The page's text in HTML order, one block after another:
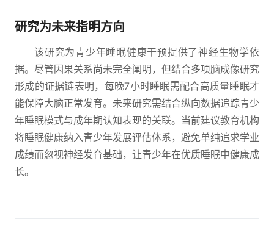
研究为未来指明方向
该研究为青少年睡眠健康干预提供了神经生物学依
据。尽管因果关系尚未完全阐明，但结合多项脑成像研究
形成的证据链表明，每晚7小时睡眠需配合高质量睡眠才
能保障大脑正常发育。未来研究需结合纵向数据追踪青少
年睡眠模式与成年期认知表现的关联。当前建议教育机构
将睡眠健康纳入青少年发展评估体系，避免单纯追求学业
成绩而忽视神经发育基础，让青少年在优质睡眠中健康成
长。